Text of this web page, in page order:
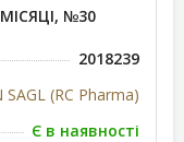
№30
2018239
SAGL (RC Pharma)
Є в наявності